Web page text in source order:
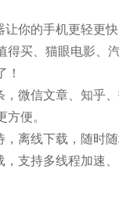
你的手机更轻更
买、猫眼电影、
！
微信文章、知乎
便。
离线下载，随时随
支持多线程加速